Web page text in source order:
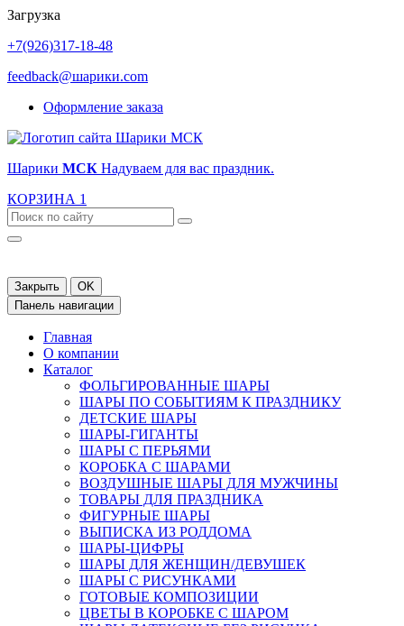
Загрузка
+7(926)317-18-48
feedback@шарики.com
Оформление заказа
Шарики МСК Надуваем для вас праздник.
КОРЗИНА 1
Закрыть
OK
Панель навигации
Главная
О компании
Каталог
ФОЛЬГИРОВАННЫЕ ШАРЫ
ШАРЫ ПО СОБЫТИЯМ К ПРАЗДНИКУ
ДЕТСКИЕ ШАРЫ
ШАРЫ-ГИГАНТЫ
ШАРЫ С ПЕРЬЯМИ
КОРОБКА С ШАРАМИ
ВОЗДУШНЫЕ ШАРЫ ДЛЯ МУЖЧИНЫ
ТОВАРЫ ДЛЯ ПРАЗДНИКА
ФИГУРНЫЕ ШАРЫ
ВЫПИСКА ИЗ РОДДОМА
ШАРЫ-ЦИФРЫ
ШАРЫ ДЛЯ ЖЕНЩИН/ДЕВУШЕК
ШАРЫ С РИСУНКАМИ
ГОТОВЫЕ КОМПОЗИЦИИ
ЦВЕТЫ В КОРОБКЕ С ШАРОМ